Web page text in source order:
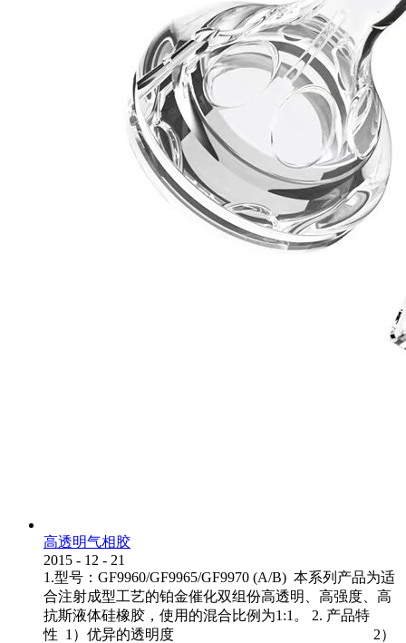
高透明气相胶
2015 - 12 - 21
1.型号：GF9960/GF9965/GF9970 (A/B) 本系列产品为适
合注射成型工艺的铂金催化双组份高透明、高强度、高
抗斯液体硅橡胶，使用的混合比例为1:1。 2. 产品特
性 1）优异的透明度 2）